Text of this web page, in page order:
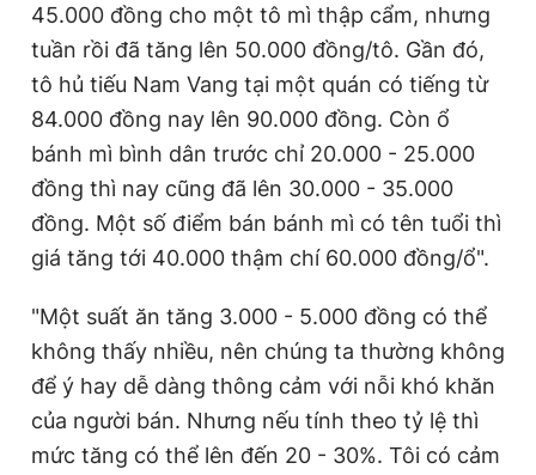
45.000 đồng cho một tô mì thập cẩm, nhưng
tuần rồi đã tăng lên 50.000 đồng/tô. Gần đó,
tô hủ tiếu Nam Vang tại một quán có tiếng từ
84.000 đồng nay lên 90.000 đồng. Còn ổ
bánh mì bình dân trước chỉ 20.000 - 25.000
đồng thì nay cũng đã lên 30.000 - 35.000
đồng. Một số điểm bán bánh mì có tên tuổi thì
giá tăng tới 40.000 thậm chí 60.000 đồng/ổ".
"Một suất ăn tăng 3.000 - 5.000 đồng có thể
không thấy nhiều, nên chúng ta thường không
để ý hay dễ dàng thông cảm với nỗi khó khăn
của người bán. Nhưng nếu tính theo tỷ lệ thì
mức tăng có thể lên đến 20 - 30%. Tôi có cảm